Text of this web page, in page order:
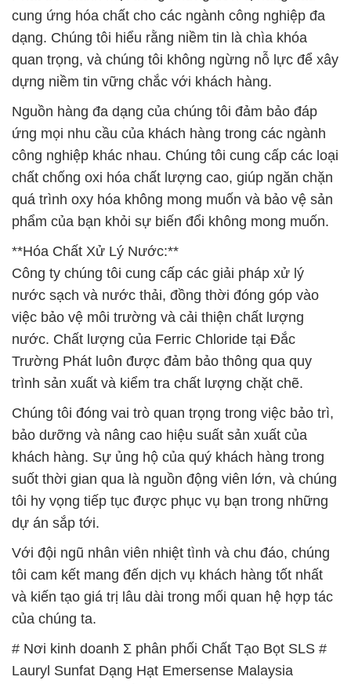
cung ứng hóa chất cho các ngành công nghiệp đa
dạng. Chúng tôi hiểu rằng niềm tin là chìa khóa
quan trọng, và chúng tôi không ngừng nỗ lực để xây
dựng niềm tin vững chắc với khách hàng.
Nguồn hàng đa dạng của chúng tôi đảm bảo đáp
ứng mọi nhu cầu của khách hàng trong các ngành
công nghiệp khác nhau. Chúng tôi cung cấp các loại
chất chống oxi hóa chất lượng cao, giúp ngăn chặn
quá trình oxy hóa không mong muốn và bảo vệ sản
phẩm của bạn khỏi sự biến đổi không mong muốn.
**Hóa Chất Xử Lý Nước:**
Công ty chúng tôi cung cấp các giải pháp xử lý
nước sạch và nước thải, đồng thời đóng góp vào
việc bảo vệ môi trường và cải thiện chất lượng
nước. Chất lượng của Ferric Chloride tại Đắc
Trường Phát luôn được đảm bảo thông qua quy
trình sản xuất và kiểm tra chất lượng chặt chẽ.
Chúng tôi đóng vai trò quan trọng trong việc bảo trì,
bảo dưỡng và nâng cao hiệu suất sản xuất của
khách hàng. Sự ủng hộ của quý khách hàng trong
suốt thời gian qua là nguồn động viên lớn, và chúng
tôi hy vọng tiếp tục được phục vụ bạn trong những
dự án sắp tới.
Với đội ngũ nhân viên nhiệt tình và chu đáo, chúng
tôi cam kết mang đến dịch vụ khách hàng tốt nhất
và kiến tạo giá trị lâu dài trong mối quan hệ hợp tác
của chúng ta.
# Nơi kinh doanh Σ phân phối Chất Tạo Bọt SLS #
Lauryl Sunfat Dạng Hạt Emersense Malaysia